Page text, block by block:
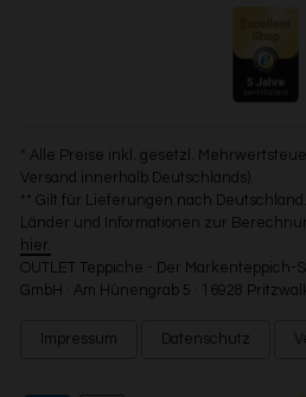
* Alle Preise inkl. gesetzl.
Versand innerhalb Deutschlands).
** Gilt für Lieferungen nach
Länder und Informationen zur
hier.
OUTLET Teppiche - Der Markenteppich-
GmbH · Am Hünengrab 5 · 16928
Impressum Datenschutz